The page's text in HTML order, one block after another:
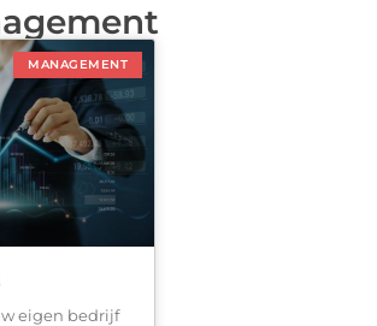
MANAGEMENT
eigen bedrijf